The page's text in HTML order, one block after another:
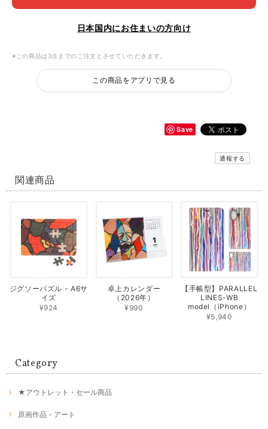
日本国内にお住まいの方向け
※この商品は3点までのご注文とさせていただきます。
この商品をアプリで見る
Save
通報する
関連商品
ジグソーパズル - A6サ
イズ
¥924
卓上カレンダー
（2026年）
¥990
【手帳型】PARALLEL
LINES-WB
model（iPhone）
¥5,940
Category
★アウトレット・セール商品
原画作品・アート